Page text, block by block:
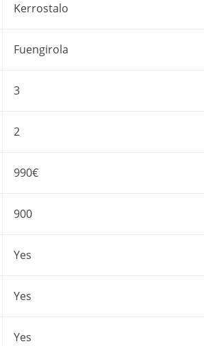
Kerrostalo
Fuengirola
3
2
990€
900
Yes
Yes
Yes